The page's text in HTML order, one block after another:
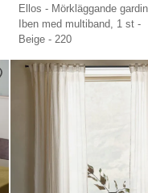
Ellos - Mörkläggande gardin
Iben med multiband, 1 st -
Beige - 220